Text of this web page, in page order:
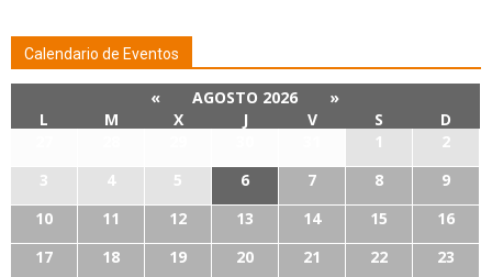
Calendario de Eventos
« AGOSTO 2026
»
L
M X J V S
D
1
2
3
4 5 6 7 8
9
10
11 12 13 14 15
16
17
18 19 20 21 22
23